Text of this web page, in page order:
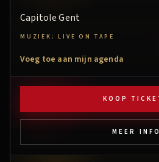
Capitole Gent
MUZIEK: LIVE ON TAPE
Voeg toe aan mijn agenda
KOOP
MEER INFO